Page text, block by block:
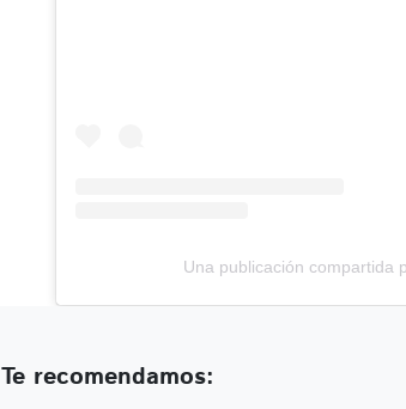
Una publicación compartida
Te recomendamos: